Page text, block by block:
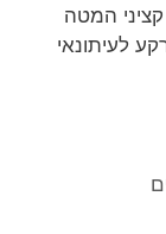
המטה
לעיתונאי